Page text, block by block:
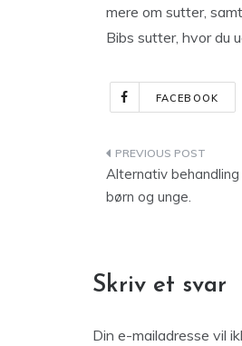
mere om sutter,
Bibs sutter, hvor du
FACEBOOK
Alternativ
børn og unge.
Skriv et svar
Din e-mailadresse vil